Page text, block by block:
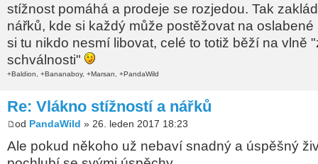
stížnost pomáhá a prodeje se rozjedou. Tak
nářků, kde si každý může postěžovat na
si tu nikdo nesmí libovat, celé to totiž běží na vlně
schválnosti"
+Baldion, +Bananaboy, +Marsan, +PandaWild
Re: Vlákno stížností a nářků
od PandaWild » 26. leden 2017 18:23
Ale pokud někoho už nebaví snadný a úspěšný